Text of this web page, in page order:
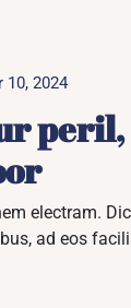
10, 2024
peril,
electram.
ad eos